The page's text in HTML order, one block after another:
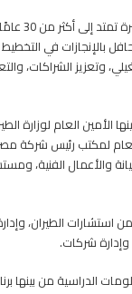
يتمتع
بالإنجازات في
وتعزيز الشراكات،
الأمين العام لوزارة
العام لمكتب رئيس شركة
والأعمال الفنية،
استشارات الطيران،
وإدارة شركات.
الدراسية من